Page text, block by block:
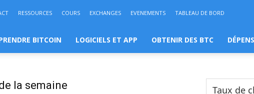
RESSOURCES COURS EXCHANGES EVENEMENTS TABLEAU DE BORD
BITCOIN LOGICIELS ET APP OBTENIR DES BTC
la semaine Taux de